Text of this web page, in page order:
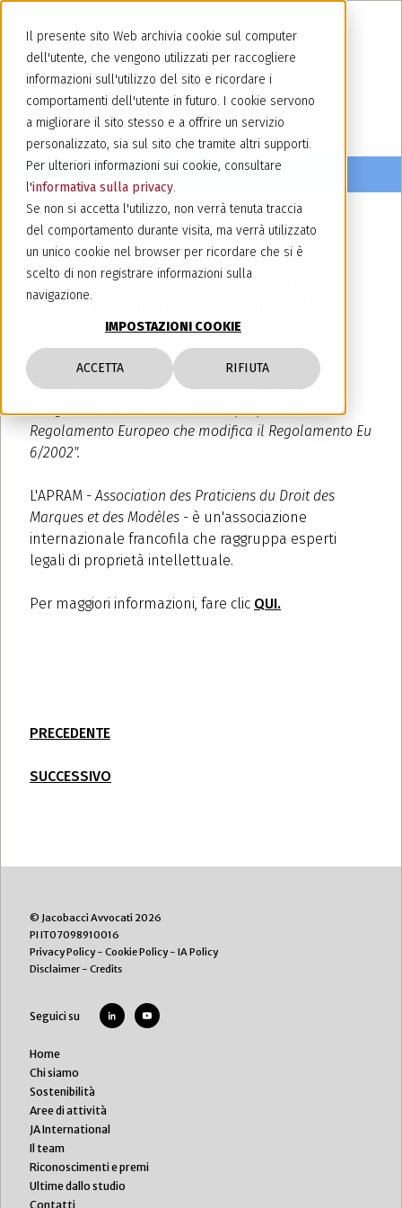
Il presente sito Web archivia cookie sul computer
dell'utente, che vengono utilizzati per raccogliere
informazioni sull'utilizzo del sito e ricordare i
comportamenti dell'utente in futuro. I cookie servono
a migliorare il sito stesso e a offrire un servizio
personalizzato, sia sul sito che tramite altri supporti.
Per ulteriori informazioni sui cookie, consultare
l'informativa sulla privacy.
Se non si accetta l'utilizzo, non verrà tenuta traccia
del comportamento durante visita, ma verrà utilizzato
un unico cookie nel browser per ricordare che si è
scelto di non registrare informazioni sulla
navigazione.
IMPOSTAZIONI COOKIE
ACCETTA RIFIUTA
17 ottobre 2023
Riunione della Commissione
APRAM - Parigi, 19 ottobre 2023
La nostra socia Paola Gelato parteciperà alla
riunione della Commissione Disegni e Modelli
dell'APRAM con un intervento sul tema"I nuovi
Regolamento Europeo che modifica il Regolamento Eu
6/2002".
L'APRAM - Association des Praticiens du Droit des
Marques et des Modèles - è un'associazione
internazionale francofila che raggruppa esperti
legali di proprietà intellettuale.
Per maggiori informazioni, fare clic QUI.
PRECEDENTE
SUCCESSIVO
© Jacobacci Avvocati 2026
PI IT07098910016
Privacy Policy- Cookie Policy- IA Policy
Disclaimer- Credits
Seguici su
Home
Chi siamo
Sostenibilità
Aree di attività
JA International
Il team
Riconoscimenti e premi
Ultime dallo studio
Contatti